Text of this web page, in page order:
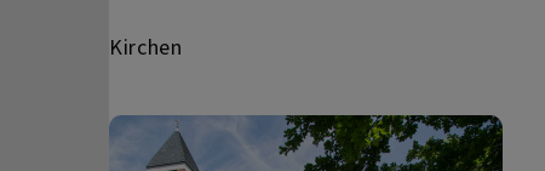
Kirchen